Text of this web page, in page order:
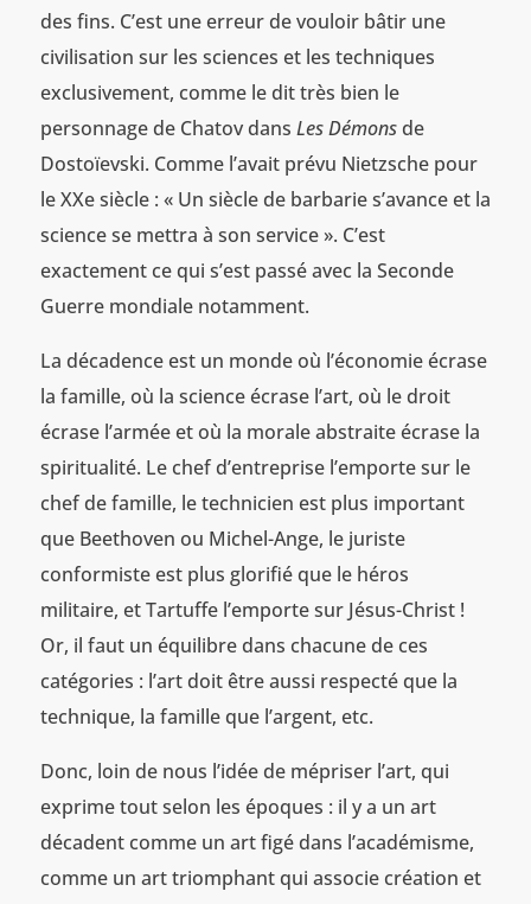
des fins. C’est une erreur de vouloir bâtir une
civilisation sur les sciences et les techniques
exclusivement, comme le dit très bien le
personnage de Chatov dans Les Démonsde
Dostoïevski. Comme l’avait prévu Nietzsche pour
le XXe siècle : « Un siècle de barbarie s’avance et la
science se mettra à son service ». C’est
exactement ce qui s’est passé avec la Seconde
Guerre mondiale notamment.
La décadence est un monde où l’économie écrase
la famille, où la science écrase l’art, où le droit
écrase l’armée et où la morale abstraite écrase la
spiritualité. Le chef d’entreprise l’emporte sur le
chef de famille, le technicien est plus important
que Beethoven ou Michel-Ange, le juriste
conformiste est plus glorifié que le héros
militaire, et Tartuffe l’emporte sur Jésus-Christ !
Or, il faut un équilibre dans chacune de ces
catégories : l’art doit être aussi respecté que la
technique, la famille que l’argent, etc.
Donc, loin de nous l’idée de mépriser l’art, qui
exprime tout selon les époques : il y a un art
décadent comme un art figé dans l’académisme,
comme un art triomphant qui associe création et